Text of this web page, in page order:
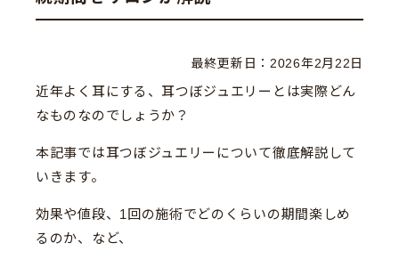
最終更新日： 2026年2月22日
近年よく耳にする、耳つぼジュエリーとは実際どん
なものなのでしょうか？
本記事では耳つぼジュエリーについて徹底解説して
いきます。
効果や値段、1回の施術でどのくらいの期間楽しめ
るのか、など、